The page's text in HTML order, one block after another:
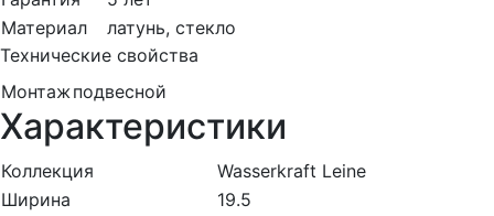
Материал
латунь, стекло
Технические свойства
Монтажподвесной
Характеристики
Коллекция
Wasserkraft Leine
Ширина
19.5